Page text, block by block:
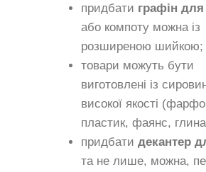
придбати графін
або компоту можна із
розширеною шийкою;
товари можуть бути
виготовлені із
високої якості
пластик, фаянс,
придбати декантер
та не лише, можна,